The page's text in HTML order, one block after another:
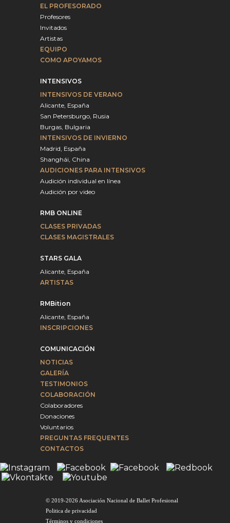
EL PROFESORADO
Profesores
Invitados
Artistas
EQUIPO
COMO APOYAMOS
INTENSIVOS
INTENSIVOS DE VERANO
Alicante, España
San Petersburgo, Rusia
Burgas, Bulgaria
INTENSIVOS DE INVIERNO
Madrid, España
Shanghái, China
AUDICIONES PARA INTENSIVOS
Audición individual en línea
Audición por video
RMB ONLINE
CLASES PRIVADAS
CLASES MAGISTRALES
STARS GALA
Alicante, España
ARTISTAS
RMBition
Alicante, España
INSCRIPCIONES
COMUNICACIÓN
NOTICIAS
GALERÍA
TESTIMONIOS
COLABORACIÓN
Colaboradores
Donaciones
Voluntarios
PREGUNTAS FREQUENTES
CONTACTOS
© 2019-2026 Asociación Nacional de Ballet Profesional
Politica de privacidad
Términos y condiciones